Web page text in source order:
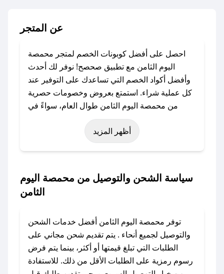
عن المتجر
احصل على أفضل كوبونات الخصم لمتجر محمصة
اليوم الثامن مع تطبيق صحصح! نوفر لك أحدث
وأفضل أكواد الخصم التي تساعدك على التوفير عند
كل عملية شراء. استمتع بعروض وخصومات حصرية
من محمصة اليوم الثامن طوال العام، سواءً في
المناسبات مثل عيد الفطر، عيد الأضحى، الجمعة
البيضاء (شهر نوفمبر)، رمضان، اليوم الوطني، يوم
التأسيس، أو حتى عروض خاصة أخرى.
الثامن؟
باستخدام تطبيق صحصح، يمكنك العثور بسهولة على
الكوبون، تواصل معنا عبر تويتر أو البريد الإلكتروني
لإضافته بسرعة.
### كيفية استخدام كود خصم محمصة اليوم
أظهر المزيد
سياسة الشحن والتوصيل من محمصة اليوم
الثامن
توفر محمصة اليوم الثامن أفضل خدمات الشحن
والتوصيل لجميع أنحاء . يتم تقديم شحن مجاني على
الطلبات التي تبلغ قيمتها أو أكثر، بينما يتم فرض
رسوم رمزية على الطلبات الأقل من ذلك. للاستفادة